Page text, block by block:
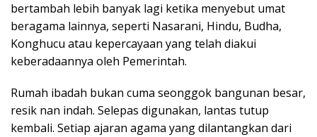
bertambah lebih banyak lagi ketika menyebut umat
beragama lainnya, seperti Nasarani, Hindu, Budha,
Konghucu atau kepercayaan yang telah diakui
keberadaannya oleh Pemerintah.
Rumah ibadah bukan cuma seonggok bangunan besar,
resik nan indah. Selepas digunakan, lantas tutup
kembali. Setiap ajaran agama yang dilantangkan dari